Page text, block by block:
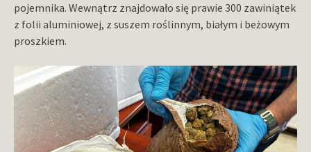
pojemnika. Wewnątrz znajdowało się prawie 300 zawiniątek
z folii aluminiowej, z suszem roślinnym, białym i beżowym
proszkiem.